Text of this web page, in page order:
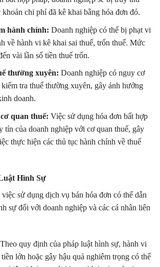
chi phí đã kê khai bằng hóa đơn đó.
hành chính: Doanh nghiệp có thể bị phạt vi
về hành vi kê khai sai thuế, trốn thuế. Mức
vài lần số tiền thuế trốn.
thường xuyên: Doanh nghiệp có nguy cơ
tra thuế thường xuyên, gây ảnh hưởng
doanh.
quan thuế: Việc sử dụng hóa đơn bất hợp
tín của doanh nghiệp với cơ quan thuế, gây
thực hiện các thủ tục hành chính về thuế
Hình Sự
sử dụng dịch vụ bán hóa đơn có thể dẫn
sự đối với doanh nghiệp và các cá nhân liên
Theo quy định của pháp luật hình sự, hành vi
lớn hoặc gây hậu quả nghiêm trọng có thể